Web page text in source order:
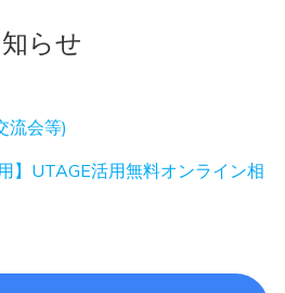
らせ
流会等)
】UTAGE活用無料オンライン相